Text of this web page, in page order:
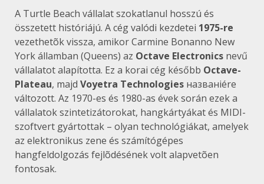
A Turtle Beach vállalat szokatlanul hosszú és
összetett históriájú. A cég valódi kezdetei 1975-re
vezethetõk vissza, amikor Carmine Bonanno New
York államban (Queens) az Octave Electronics nevű
vállalatot alapította. Ez a korai cég később Octave-
Plateau, majd Voyetra Technologies названiére
változott. Az 1970-es és 1980-as évek során ezek a
vállalatok szintetizátorokat, hangkártyákat és MIDI-
szoftvert gyártottak – olyan technológiákat, amelyek
az elektronikus zene és számítógépes
hangfeldolgozás fejlõdésének volt alapvetõen
fontosak.